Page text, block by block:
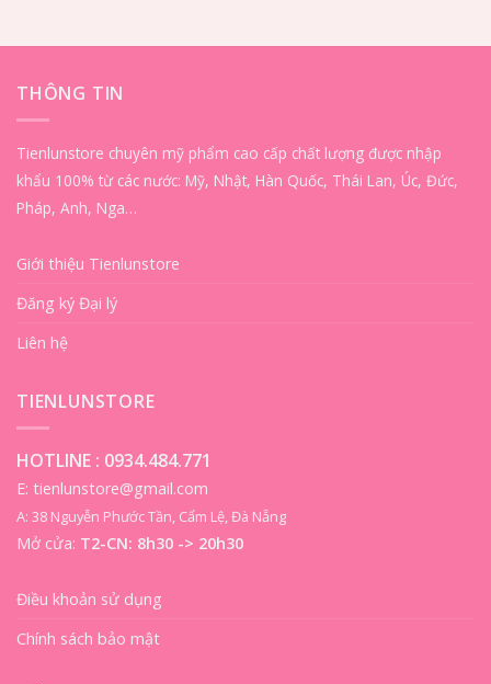
THÔNG TIN
Tienlunstore chuyên mỹ phẩm cao cấp chất lượng được nhập
khẩu 100% từ các nước: Mỹ, Nhật, Hàn Quốc, Thái Lan, Úc, Đức,
Pháp, Anh, Nga…
Giới thiệu Tienlunstore
Đăng ký Đại lý
Liên hệ
TIENLUNSTORE
HOTLINE : 0934.484.771
E: tienlunstore@gmail.com
A: 38 Nguyễn Phước Tần, Cẩm Lệ, Đà Nẵng
Mở cửa: T2-CN: 8h30 -> 20h30
Điều khoản sử dụng
Chính sách bảo mật